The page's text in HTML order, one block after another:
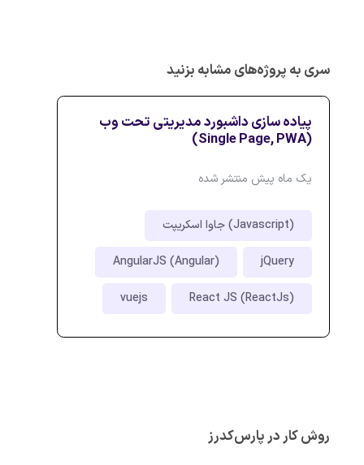
سری به پروژه‌های مشابه بزنید
پیاده سازی داشبورد مدیریتی تحت وب
(Single Page, PWA)
یک ماه پیش منتشر شده
جاوا اسکریپت (Javascript)
jQuery
AngularJS (Angular)
React JS (ReactJs)
vuejs
روش کار در پارس‌کدرز